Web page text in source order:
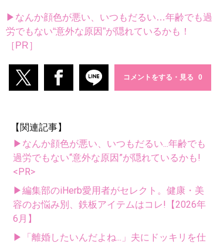
▶なんか顔色が悪い、いつもだるい…年齢でも過
労でもない“意外な原因”が隠れているかも！
［PR］
コメントをする・見る
【関連記事】
▶なんか顔色が悪い、いつもだるい...年齢でも
過労でもない“意外な原因”が隠れているかも!
<PR>
▶編集部のiHerb愛用者がセレクト。健康・美
容のお悩み別、鉄板アイテムはコレ!【2026年
6月】
▶「離婚したいんだよね...」夫にドッキリを仕